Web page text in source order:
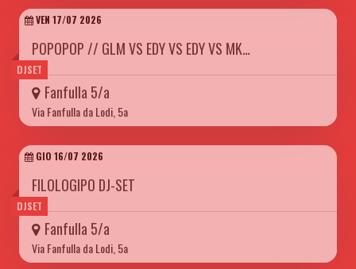
DJSET
VEN 17/07 2026
POPOPOP // GLM VS EDY VS EDY VS MK…
Fanfulla 5/a
Via Fanfulla da Lodi, 5a
DJSET
GIO 16/07 2026
FILOLOGIPO DJ-SET
Fanfulla 5/a
Via Fanfulla da Lodi, 5a